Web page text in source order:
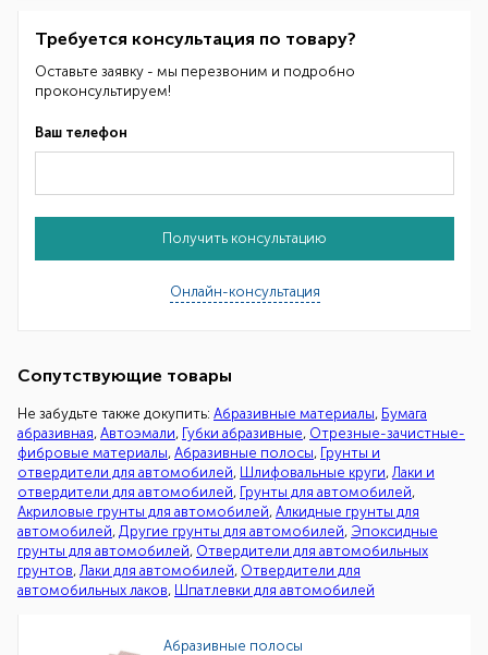
Требуется консультация по товару?
Оставьте заявку - мы перезвоним и подробно
проконсультируем!
Ваш телефон
Получить консультацию
Онлайн-консультация
Сопутствующие товары
Не забудьте также докупить: Абразивные материалы, Бумага
абразивная, Автоэмали, Губки абразивные, Отрезные-зачистные-
фибровые материалы, Абразивные полосы, Грунты и
отвердители для автомобилей, Шлифовальные круги, Лаки и
отвердители для автомобилей, Грунты для автомобилей,
Акриловые грунты для автомобилей, Алкидные грунты для
автомобилей, Другие грунты для автомобилей, Эпоксидные
грунты для автомобилей, Отвердители для автомобильных
грунтов, Лаки для автомобилей, Отвердители для
автомобильных лаков, Шпатлевки для автомобилей
Абразивные полосы